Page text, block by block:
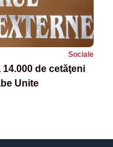
Sociale
de cetăţeni
Unite